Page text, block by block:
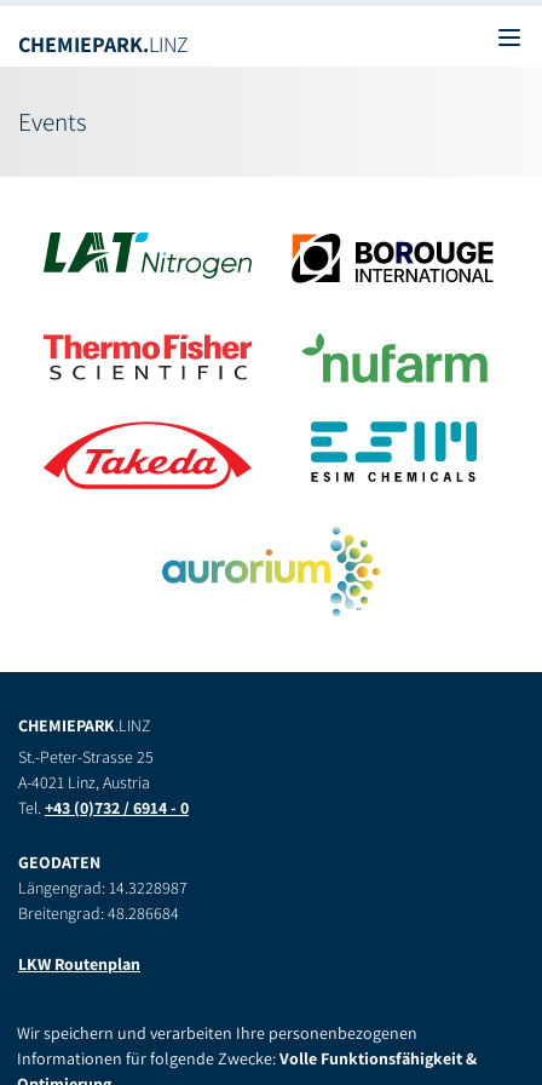
CHEMIEPARK.LINZ
Events
CHEMIEPARK.LINZ
St.-Peter-Strasse 25
A-4021 Linz, Austria
Tel.+43 (0)732 / 6914 - 0
GEODATEN
Längengrad: 14.3228987
Breitengrad: 48.286684
LKW Routenplan
Kontakt
Impressum
Wir speichern und verarbeiten Ihre personenbezogenen
Informationen für folgende Zwecke:Volle Funktionsfähigkeit &